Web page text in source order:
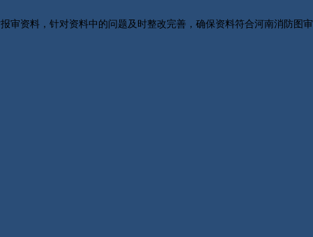
审资料，针对资料中的问题及时整改完善，确保资料符合河南消防图审